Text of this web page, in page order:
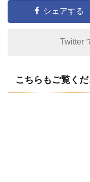
シェアする
Twitter
こちらもご覧く